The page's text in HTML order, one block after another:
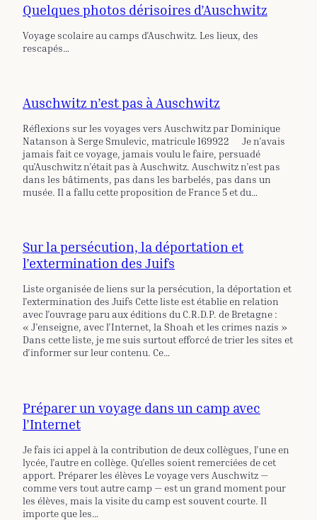
Quelques photos dérisoires d’Auschwitz
Voyage scolaire au camps d’Auschwitz. Les lieux, des
rescapés…
Auschwitz n’est pas à Auschwitz
Réflexions sur les voyages vers Auschwitz par Dominique
Natanson à Serge Smulevic, matricule 169922 Je n’avais
jamais fait ce voyage, jamais voulu le faire, persuadé
qu’Auschwitz n’était pas à Auschwitz. Auschwitz n’est pas
dans les bâtiments, pas dans les barbelés, pas dans un
musée. Il a fallu cette proposition de France 5 et du…
Sur la persécution, la déportation et
l’extermination des Juifs
Liste organisée de liens sur la persécution, la déportation et
l’extermination des Juifs Cette liste est établie en relation
avec l’ouvrage paru aux éditions du C.R.D.P. de Bretagne :
« J’enseigne, avec l’Internet, la Shoah et les crimes nazis »
Dans cette liste, je me suis surtout efforcé de trier les sites et
d’informer sur leur contenu. Ce…
Préparer un voyage dans un camp avec
l’Internet
Je fais ici appel à la contribution de deux collègues, l’une en
lycée, l’autre en collège. Qu’elles soient remerciées de cet
apport. Préparer les élèves Le voyage vers Auschwitz —
comme vers tout autre camp — est un grand moment pour
les élèves, mais la visite du camp est souvent courte. Il
importe que les…